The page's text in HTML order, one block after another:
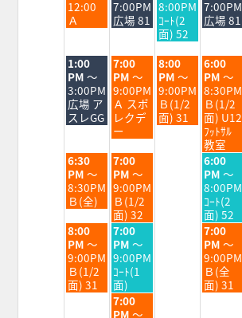
日,
8
月
2026
12:00
Ａ
日,
8
月
2026
7:00PM
広場 81
日,
8
月
13th
2026
8:00PM
ｺｰﾄ(2
面) 52
日,
8
月
2026
7:00PM
広場 81
火
曜
日,
8
月
11th
1:00
PM ～
3:00PM
広場 ア
スレGG
水
曜
日,
8
月
12th
2026
7:00
PM ～
9:00PM
Ａ スポ
レクデ
ー
木
曜
日,
8
月
13th
8:00
PM ～
9:00PM
Ｂ(1/2
面) 31
金
曜
日,
8
月
14th
2026
6:00
PM ～
8:30PM
Ｂ(1/2
面) U12
ﾌｯﾄｻﾙ
教室
火
曜
日,
8
月
11th
2026
6:30
PM ～
8:30PM
Ｂ(全)
水
曜
日,
8
月
12th
2026
7:00
PM ～
9:00PM
Ｂ(1/2
面) 32
金
曜
日,
8
月
14th
2026
6:00
PM ～
8:00PM
ｺｰﾄ(2
面) 52
火
曜
日,
8
月
11th
8:00
PM ～
9:00PM
Ｂ(1/2
面) 31
水
曜
日,
8
月
12th
2026
7:00
PM ～
9:00PM
ｺｰﾄ(1
面)
金
曜
日,
8
月
14th
7:00
PM ～
9:00PM
Ｂ(全
面) 31
水
曜
7:00
PM ～